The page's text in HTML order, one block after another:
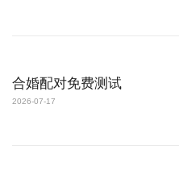
合婚配对免费测试
2026-07-17